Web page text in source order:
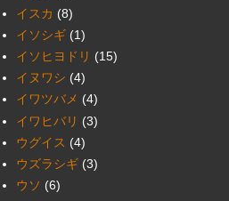
イスカ (8)
イソシギ (1)
イソヒヨドリ (15)
イヌワシ (4)
イワツバメ (4)
イワヒバリ (3)
ウグイス (4)
ウズラシギ (3)
ウソ (6)